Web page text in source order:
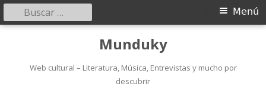
contenido
Munduky
Web cultural – Literatura, Música, Entrevistas y mucho por
descubrir
Menú
Menú
Buscar: